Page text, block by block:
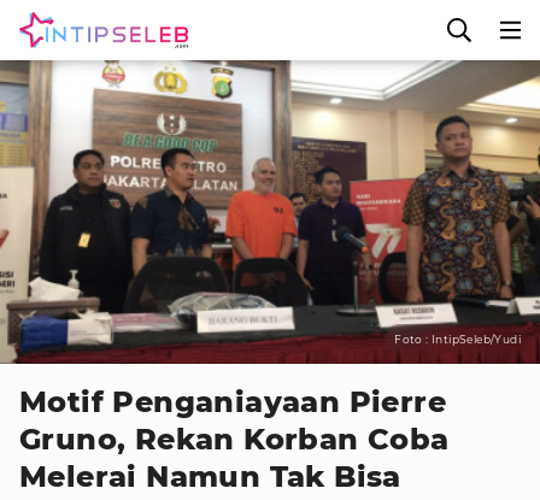
Foto : IntipSeleb/Yudi
Motif Penganiayaan Pierre
Gruno, Rekan Korban Coba
Melerai Namun Tak Bisa